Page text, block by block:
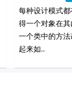
每种设计模式
得一个对象在
一个类中的方
起来如..